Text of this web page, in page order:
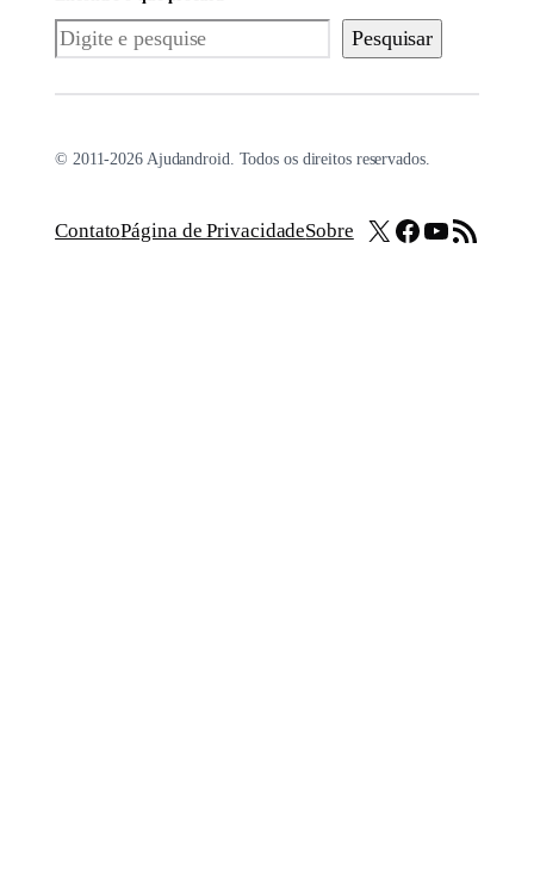
Pesquisar Pesquisar
© 2011-2026 Ajudandroid. Todos os direitos reservados.
ContatoPágina de PrivacidadeSobre X Facebook
Youtube
Feed RSS